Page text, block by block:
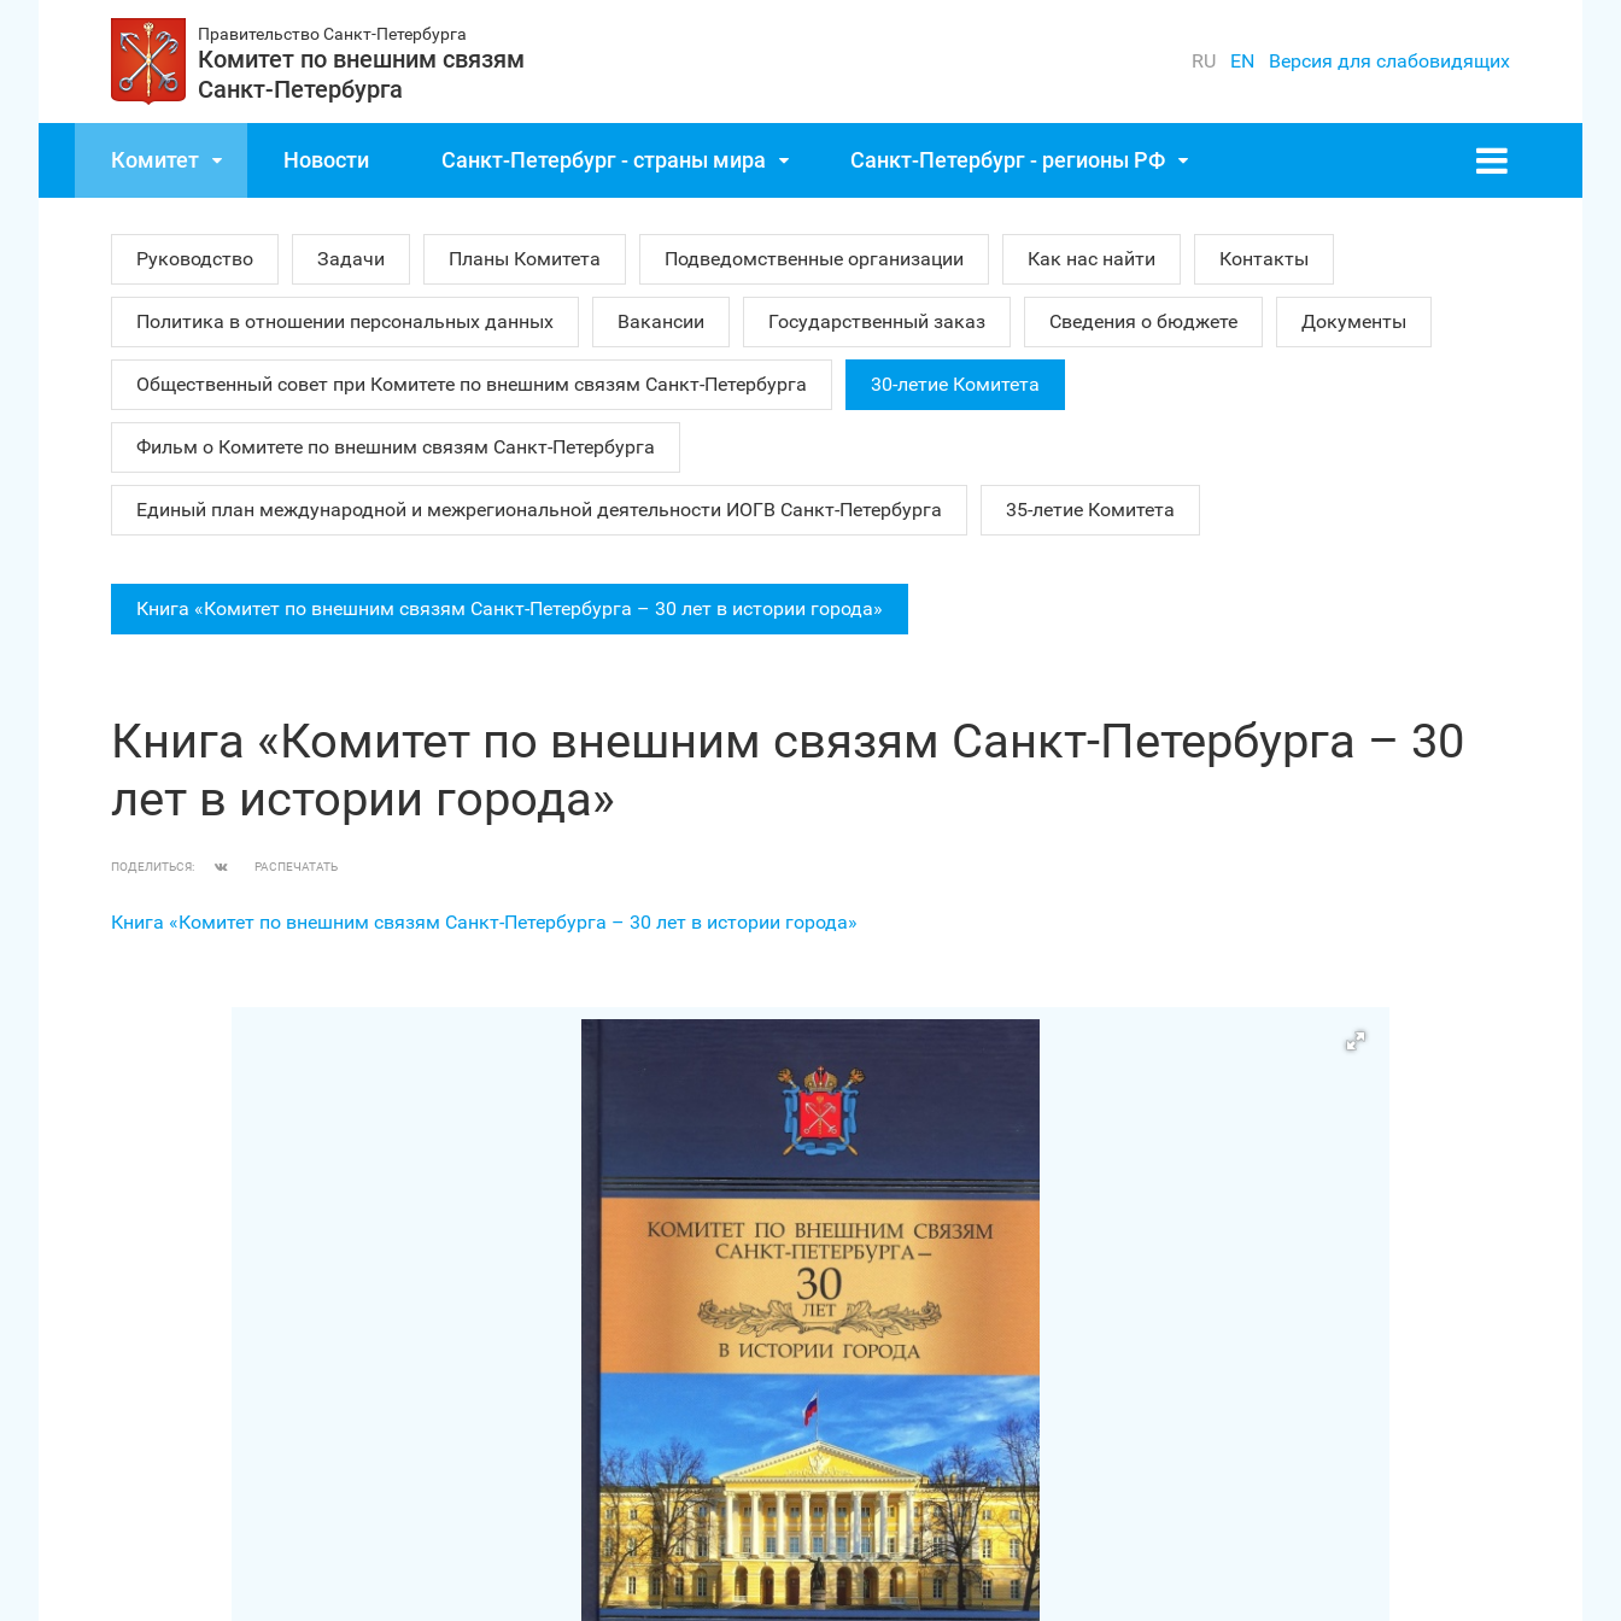
Правительство Санкт‑Петербурга
Комитет по внешним связям
Санкт‑Петербурга
RU EN Версия для слабовидящих
Комитет Новости Санкт‑Петербург - страны мира Санкт‑Петербург - регионы РФ
Руководство Задачи Планы Комитета Подведомственные организации Как нас найти Контакты
Политика в отношении персональных данных Вакансии Государственный заказ Сведения о бюджете Документы
Общественный совет при Комитете по внешним связям Санкт‑Петербурга 30-летие Комитета
Фильм о Комитете по внешним связям Санкт‑Петербурга
Единый план международной и межрегиональной деятельности ИОГВ Санкт‑Петербурга 35-летие Комитета
Книга «Комитет по внешним связям Санкт‑Петербурга – 30 лет в истории города»
Книга «Комитет по внешним связям Санкт‑Петербурга – 30
лет в истории города»
ПОДЕЛИТЬСЯ: РАСПЕЧАТАТЬ
Книга «Комитет по внешним связям Санкт‑Петербурга – 30 лет в истории города»